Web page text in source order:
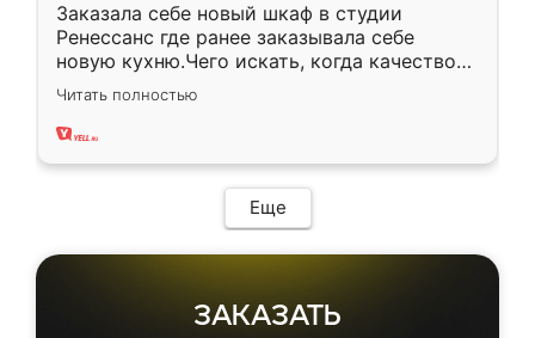
Заказала себе новый шкаф в студии
Ренессанс где ранее заказывала себе
новую кухню.Чего искать, когда качеством
вполне довольна. Служит кухня уже почти
два года, нареканий нет.
Читать полностью
Еще
ЗАКАЗАТЬ